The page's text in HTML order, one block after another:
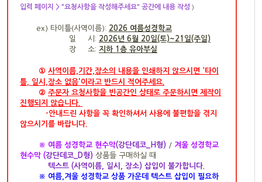
입력 페이지 > "요청사항을 작성해주세요" 공간에 내용 작성 )
ex) 타이틀(사역이름): 2026 여름성경학교
일 시: 2026년 6월 20일(토)~21일(주일)
장 소: 지하 1층 유아부실
① 사역이름,기간,장소의 내용을 인쇄하지 않으시면 '타이
틀
일시,장소 없음'이라고 반드시 적어주세요.
② 주문자 요청사항을 빈공간인 상태로 주문하시면 제작이
진행되지 않습니다.
-안내드린 사항을 꼭 확인하셔서 사용에 불편함을 겪지
않으시기를 바랍니다.
※ 여름 성경학교 현수막(강단데코_H형) / 겨울 성경학교
현수막 (강단데코_D형) 상품들 구매하실 때
텍스트 (사역이름, 일시, 장소) 삽입이 불가합니다.
※ 여름,겨울 성경학교 상품 가운데 텍스트 삽입이 필요하